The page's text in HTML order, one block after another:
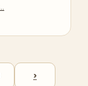
›